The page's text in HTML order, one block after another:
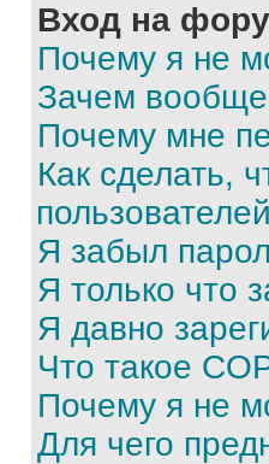
Вход на
Почему я не
Зачем вообще
Почему мне
Как сделать,
Я забыл
Я только что
Я давно
Что такое
Почему я не
Для чего